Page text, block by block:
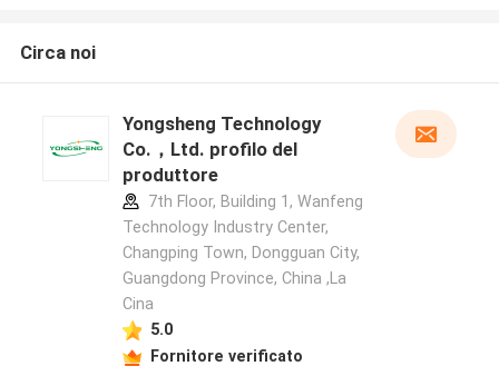
Circa noi
Yongsheng Technology
Co.，Ltd. profilo del
produttore
7th Floor, Building 1, Wanfeng
Technology Industry Center,
Changping Town, Dongguan City,
Guangdong Province, China ,La
Cina
5.0
Fornitore verificato